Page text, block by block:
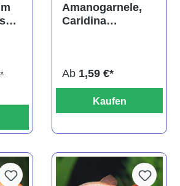
Amanogarnele,
Caridina
Ab 1,59 €*
Kaufen